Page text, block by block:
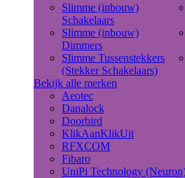
Slimme (inbouw)
Schakelaars
Slimme (inbouw)
Dimmers
Slimme Tussenstekkers
(Stekker Schakelaars)
Bekijk alle merken
Aeotec
Danalock
Doorbird
KlikAanKlikUit
RFXCOM
Fibaro
UniPi Technology